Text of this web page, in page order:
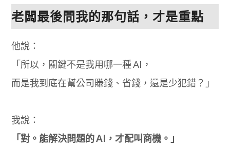
老闆最後問我的那句話，才是重點
他說：
「所以，關鍵不是我用哪一種 AI，
而是我到底在幫公司賺錢、省錢，還是少犯錯？」
我說：
「對。能解決問題的 AI，才配叫商機。」